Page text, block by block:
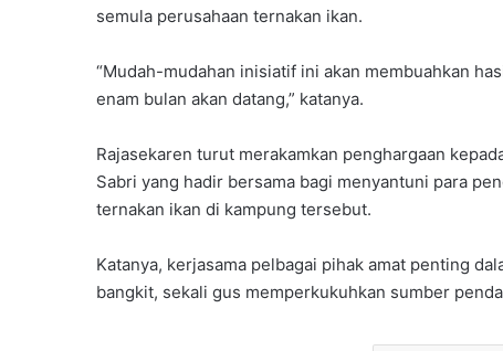
semula perusahaan ternakan ikan.
“Mudah-mudahan inisiatif ini akan membuahkan
enam bulan akan datang,” katanya.
Rajasekaren turut merakamkan penghargaan
Sabri yang hadir bersama bagi menyantuni para
ternakan ikan di kampung tersebut.
Katanya, kerjasama pelbagai pihak amat penting
bangkit, sekali gus memperkukuhkan sumber